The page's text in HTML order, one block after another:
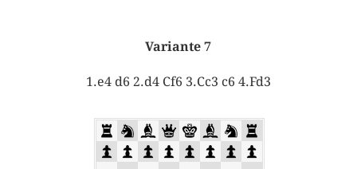
Variante 7
1.e4 d6 2.d4 Cf6 3.Cc3 c6 4.Fd3